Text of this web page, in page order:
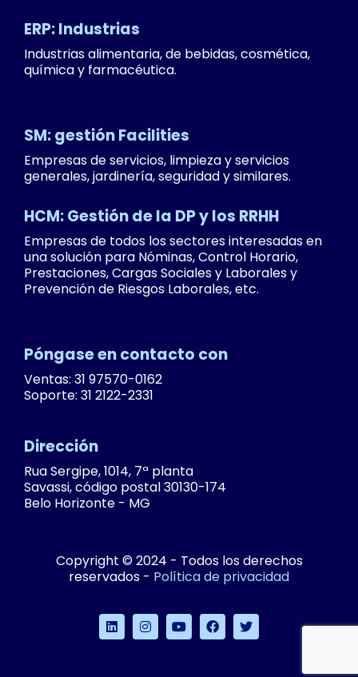
ERP: Industrias
Industrias alimentaria, de bebidas, cosmética,
química y farmacéutica.
SM: gestión Facilities
Empresas de servicios, limpieza y servicios
generales, jardinería, seguridad y similares.
HCM: Gestión de la DP y los RRHH
Empresas de todos los sectores interesadas en
una solución para Nóminas, Control Horario,
Prestaciones, Cargas Sociales y Laborales y
Prevención de Riesgos Laborales, etc.
Póngase en contacto con
Ventas: 31 97570-0162
Soporte: 31 2122-2331
Dirección
Rua Sergipe, 1014, 7ª planta
Savassi, código postal 30130-174
Belo Horizonte - MG
Copyright © 2024 - Todos los derechos
reservados - Política de privacidad